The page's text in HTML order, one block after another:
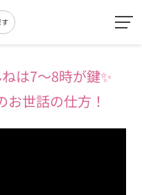
は7〜8時が鍵✨
世話の仕方！